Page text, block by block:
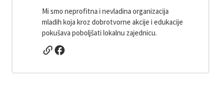
Mi smo neprofitna i nevladina organizacija
mladih koja kroz dobrotvorne akcije i edukacije
pokušava poboljšati lokalnu zajednicu.